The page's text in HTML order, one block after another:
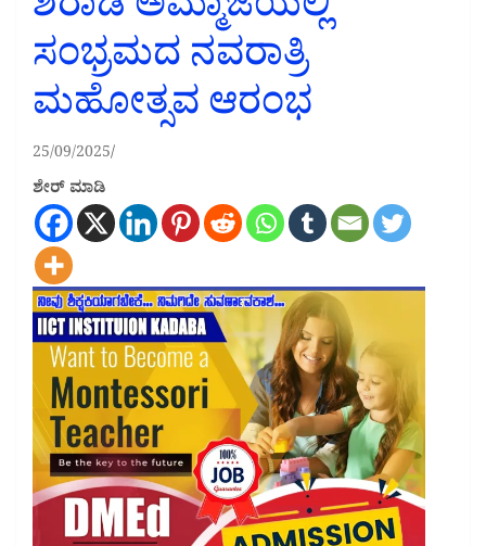
ಸಂಭ್ರಮದ ನವರಾತ್ರಿ
ಮಹೋತ್ಸವ ಆರಂಭ
25/09/2025
ಶೇರ್ ಮಾಡಿ